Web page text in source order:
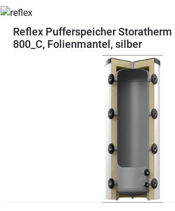
Reflex Pufferspeicher Storatherm
800_C, Folienmantel, silber